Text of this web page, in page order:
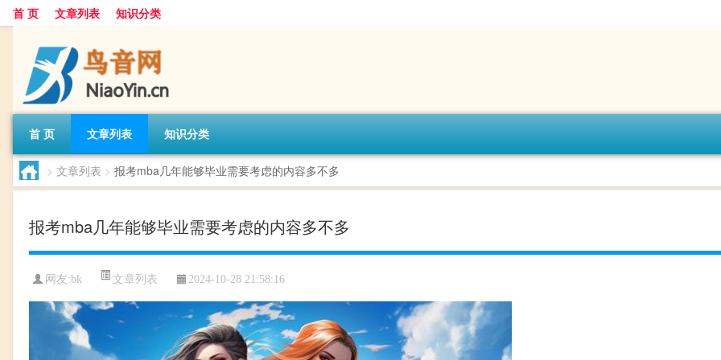
首 页 文章列表 知识分类
首 页 文章列表 知识分类
> 文章列表 > 报考mba几年能够毕业需要考虑的内容多不多
报考mba几年能够毕业需要考虑的内容多不多
网友:bk 文章列表 2024-10-28 21:58:16